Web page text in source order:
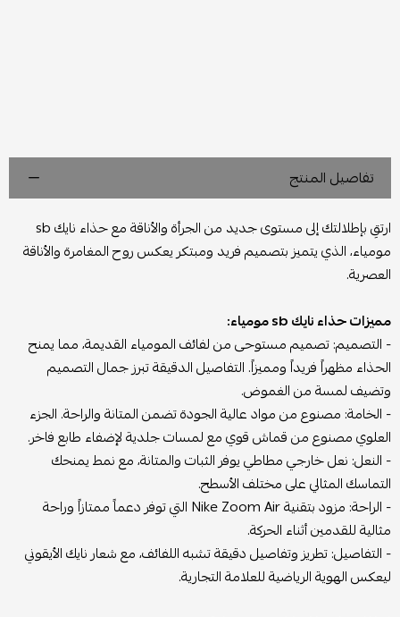
تفاصيل المنتج
ارتقِ بإطلالتك إلى مستوى جديد من الجرأة والأناقة مع حذاء نايك sb
مومياء، الذي يتميز بتصميم فريد ومبتكر يعكس روح المغامرة والأناقة
العصرية.
مميزات حذاء نايك sb مومياء:
- التصميم: تصميم مستوحى من لفائف المومياء القديمة، مما يمنح
الحذاء مظهراً فريداً ومميزاً. التفاصيل الدقيقة تبرز جمال التصميم
وتضيف لمسة من الغموض.
- الخامة: مصنوع من مواد عالية الجودة تضمن المتانة والراحة. الجزء
العلوي مصنوع من قماش قوي مع لمسات جلدية لإضفاء طابع فاخر.
- النعل: نعل خارجي مطاطي يوفر الثبات والمتانة، مع نمط يمنحك
التماسك المثالي على مختلف الأسطح.
- الراحة: مزود بتقنية Nike Zoom Air التي توفر دعماً ممتازاً وراحة
مثالية للقدمين أثناء الحركة.
- التفاصيل: تطريز وتفاصيل دقيقة تشبه اللفائف، مع شعار نايك الأيقوني
ليعكس الهوية الرياضية للعلامة التجارية.